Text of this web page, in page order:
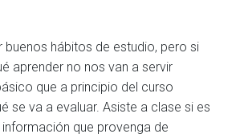
buenos hábitos de estudio, pero si
aprender no nos van a servir
que a principio del curso
se va a evaluar. Asiste a clase si es
que provenga de